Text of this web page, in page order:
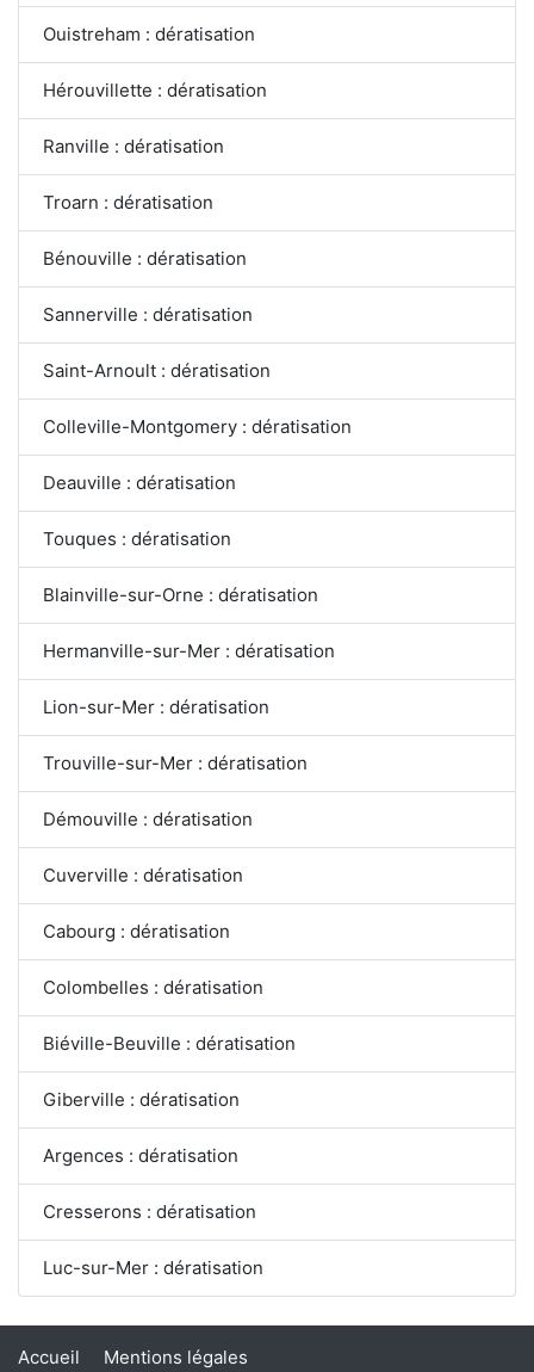
Ouistreham : dératisation
Hérouvillette : dératisation
Ranville : dératisation
Troarn : dératisation
Bénouville : dératisation
Sannerville : dératisation
Saint-Arnoult : dératisation
Colleville-Montgomery : dératisation
Deauville : dératisation
Touques : dératisation
Blainville-sur-Orne : dératisation
Hermanville-sur-Mer : dératisation
Lion-sur-Mer : dératisation
Trouville-sur-Mer : dératisation
Démouville : dératisation
Cuverville : dératisation
Cabourg : dératisation
Colombelles : dératisation
Biéville-Beuville : dératisation
Giberville : dératisation
Argences : dératisation
Cresserons : dératisation
Luc-sur-Mer : dératisation
Accueil Mentions légales